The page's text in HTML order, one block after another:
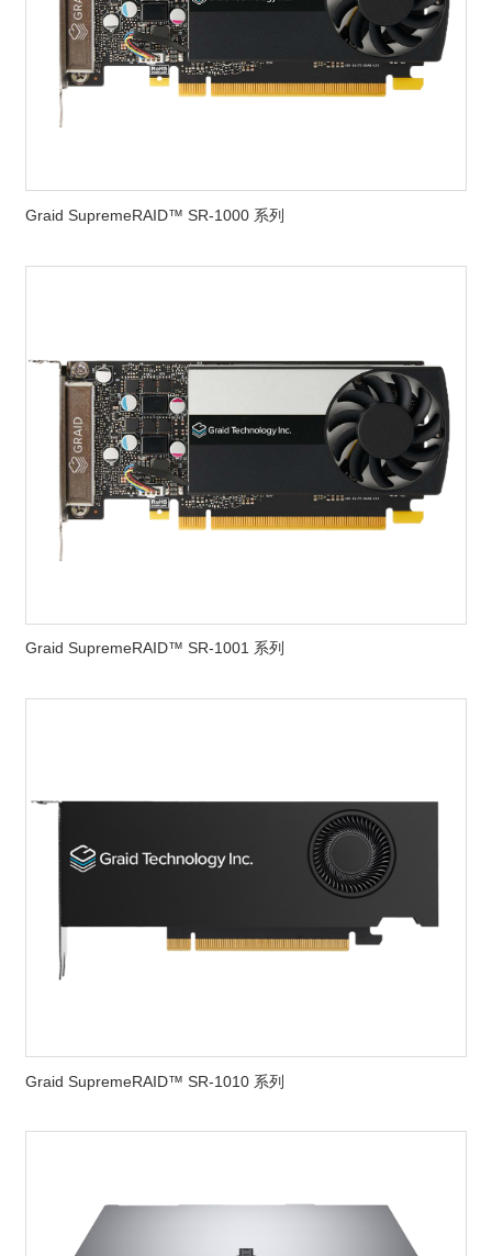
Graid SupremeRAID™ SR-1000 系列
Graid SupremeRAID™ SR-1001 系列
Graid SupremeRAID™ SR-1010 系列